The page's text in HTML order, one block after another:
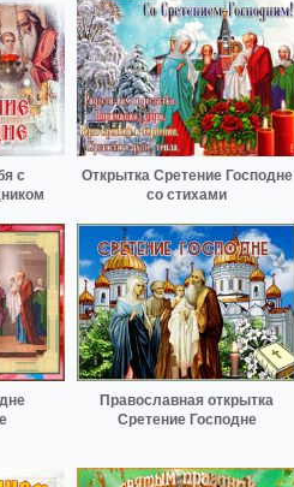
с
Открытка Сретение Господне
со стихами
Православная открытка
Сретение Господне